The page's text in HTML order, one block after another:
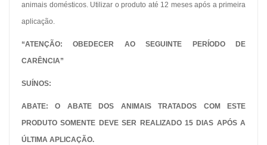
animais domésticos. Utilizar o produto até 12 meses após a primeira
aplicação.
“ATENÇÃO: OBEDECER AO SEGUINTE PERÍODO DE
CARÊNCIA”
SUÍNOS:
ABATE: O ABATE DOS ANIMAIS TRATADOS COM ESTE
PRODUTO SOMENTE DEVE SER REALIZADO 15 DIAS APÓS A
ÚLTIMA APLICAÇÃO.